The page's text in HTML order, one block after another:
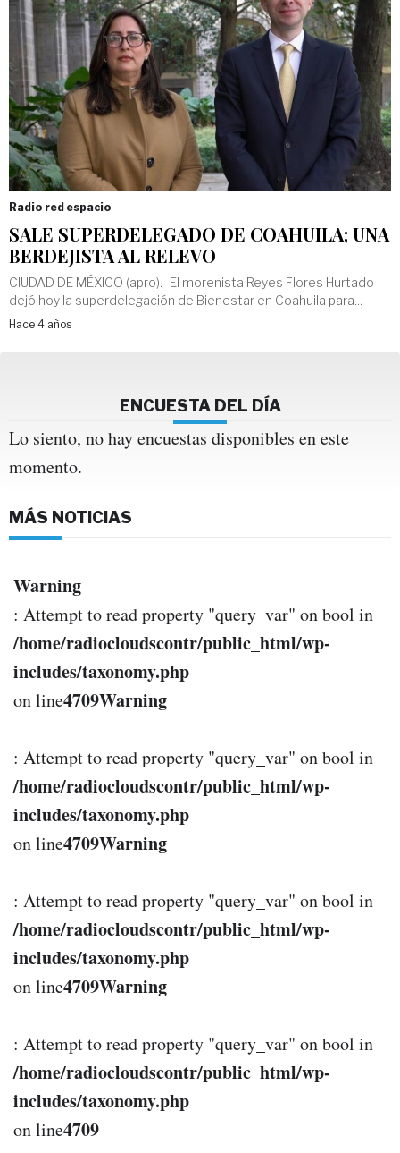
Radio red espacio
SALE SUPERDELEGADO DE COAHUILA; UNA
BERDEJISTA AL RELEVO
CIUDAD DE MÉXICO (apro).- El morenista Reyes Flores Hurtado
dejó hoy la superdelegación de Bienestar en Coahuila para...
Hace 4 años
ENCUESTA DEL DÍA
Lo siento, no hay encuestas disponibles en este
momento.
MÁS NOTICIAS
Warning
: Attempt to read property "query_var" on bool in
/home/radiocloudscontr/public_html/wp-
includes/taxonomy.php
on line4709Warning
: Attempt to read property "query_var" on bool in
/home/radiocloudscontr/public_html/wp-
includes/taxonomy.php
on line4709Warning
: Attempt to read property "query_var" on bool in
/home/radiocloudscontr/public_html/wp-
includes/taxonomy.php
on line4709Warning
: Attempt to read property "query_var" on bool in
/home/radiocloudscontr/public_html/wp-
includes/taxonomy.php
on line4709